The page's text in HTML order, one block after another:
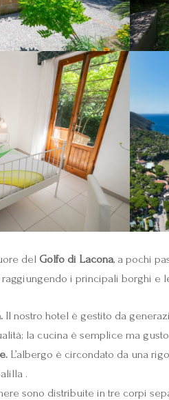
del Golfo di Lacona, a pochi
i principali borghi e
Il nostro hotel è gestito da
la cucina è semplice ma
L’albergo è circondato da una
.
sono distribuite in tre corpi